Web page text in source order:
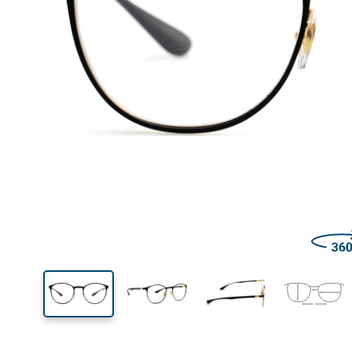
42 mm
Výška očnice
50 mm
Šírka očnice